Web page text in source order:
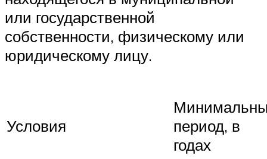
или государственной
собственности, физическому или
юридическому лицу.
Условия
период, в
годах